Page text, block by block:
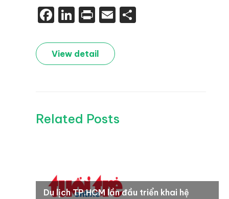
Facebook
LinkedIn
PrintEmail
View detail
Related Posts
Du lịch TP.HCM lần đầu triển khai hệ